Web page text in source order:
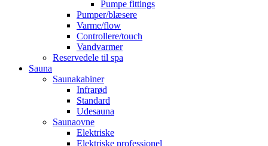
Pumpe fittings
Pumper/blæsere
Varme/flow
Controllere/touch
Vandvarmer
Reservedele til spa
Sauna
Saunakabiner
Infrarød
Standard
Udesauna
Saunaovne
Elektriske
Elektriske professionel